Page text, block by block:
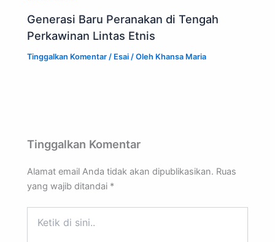
Generasi Baru Peranakan di Tengah
Perkawinan Lintas Etnis
Tinggalkan Komentar / Esai / Oleh Khansa Maria
Tinggalkan Komentar
Alamat email Anda tidak akan dipublikasikan. Ruas
yang wajib ditandai *